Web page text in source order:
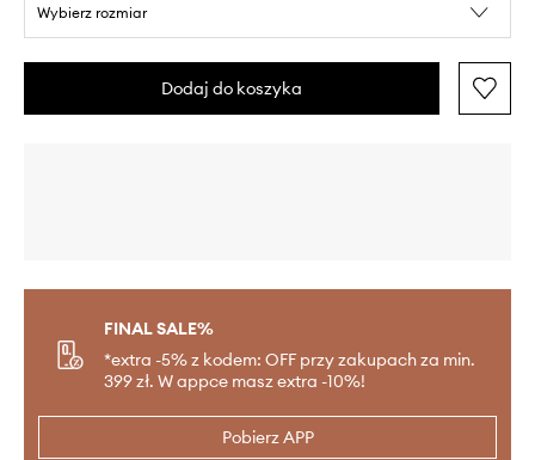
Wybierz rozmiar
Dodaj do koszyka
FINAL SALE%
*extra -5% z kodem: OFF przy zakupach za min.
399 zł. W appce masz extra -10%!
Pobierz APP